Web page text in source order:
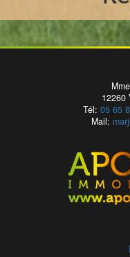
12260
Tél: 05 65
Mail: